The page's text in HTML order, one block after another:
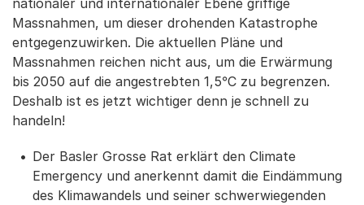
nationaler und internationaler Ebene griffige
Massnahmen, um dieser drohenden Katastrophe
entgegenzuwirken. Die aktuellen Pläne und
Massnahmen reichen nicht aus, um die Erwärmung
bis 2050 auf die angestrebten 1,5°C zu begrenzen.
Deshalb ist es jetzt wichtiger denn je schnell zu
handeln!
Der Basler Grosse Rat erklärt den Climate
Emergency und anerkennt damit die Eindämmung
des Klimawandels und seiner schwerwiegenden